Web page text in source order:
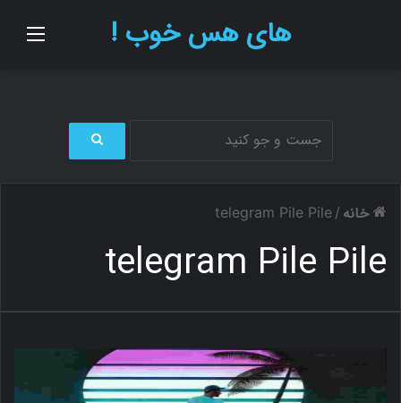
های هس خوب !
ج
ی
خانه /
telegram Pile Pile
telegram Pile Pile